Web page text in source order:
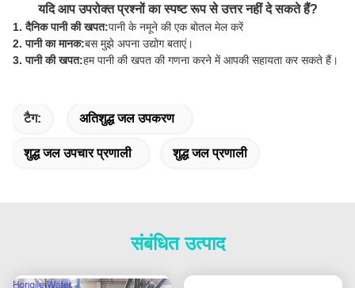
यदि आप उपरोक्त प्रश्नों का स्पष्ट रूप से उत्तर नहीं दे सकते हैं?
1. दैनिक पानी की खपत:पानी के नमूने की एक बोतल मेल करें
2. पानी का मानक:बस मुझे अपना उद्योग बताएं।
3. पानी की खपत:हम पानी की खपत की गणना करने में आपकी सहायता कर सकते हैं।
टैग: अतिशुद्ध जल उपकरण
शुद्ध जल उपचार प्रणाली शुद्ध जल प्रणाली
संबंधित उत्पाद